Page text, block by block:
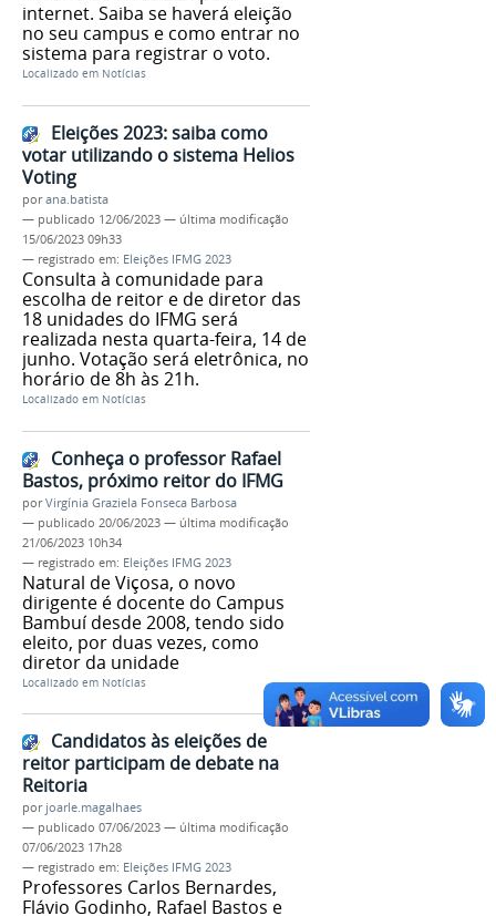
internet. Saiba se haverá eleição
no seu campus e como entrar no
sistema para registrar o voto.
Localizado em Notícias
Eleições 2023: saiba como
votar utilizando o sistema Helios
Voting
porana.batista
— publicado 12/06/2023 — última modificação
15/06/2023 09h33
— registrado em: Eleições IFMG 2023
Consulta à comunidade para
escolha de reitor e de diretor das
18 unidades do IFMG será
realizada nesta quarta-feira, 14 de
junho. Votação será eletrônica, no
horário de 8h às 21h.
Localizado em Notícias
Conheça o professor Rafael
Bastos, próximo reitor do IFMG
porVirgínia Graziela Fonseca Barbosa
— publicado 20/06/2023 — última modificação
21/06/2023 10h34
— registrado em: Eleições IFMG 2023
Natural de Viçosa, o novo
dirigente é docente do Campus
Bambuí desde 2008, tendo sido
eleito, por duas vezes, como
diretor da unidade
Localizado em Notícias
Candidatos às eleições de
reitor participam de debate na
Reitoria
por joarle.magalhaes
— publicado 07/06/2023 — última modificação
07/06/2023 17h28
— registrado em: Eleições IFMG 2023
Professores Carlos Bernardes,
Flávio Godinho, Rafael Bastos e